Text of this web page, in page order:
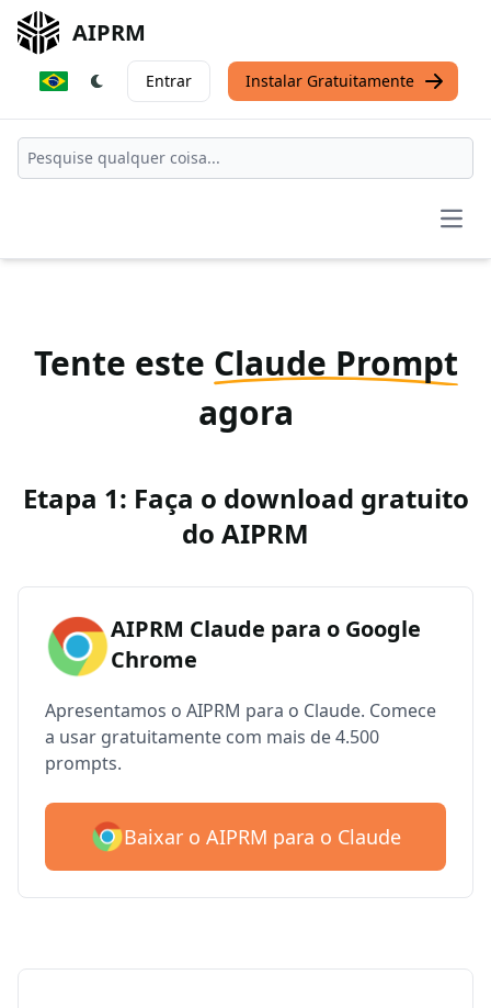
AIPRM
Entrar Instalar Gratuitamente
Tente este Claude Prompt
agora
Etapa 1: Faça o download gratuito
do AIPRM
AIPRM Claude para o Google
Chrome
Apresentamos o AIPRM para o Claude. Comece
a usar gratuitamente com mais de 4.500
prompts.
Baixar o AIPRM para o Claude